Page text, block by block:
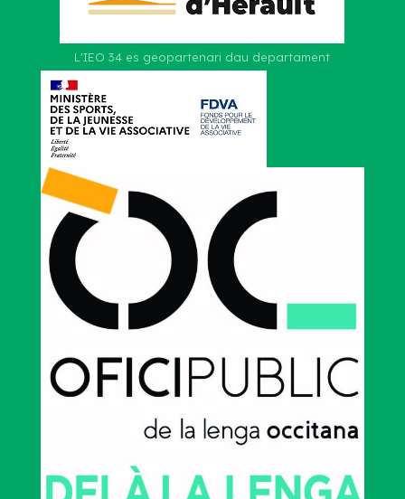
L'IEO 34 es geopartenari dau departament